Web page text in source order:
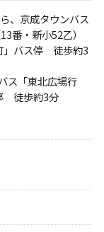
、京成タウンバス
番・新小52乙）
」バス停 徒歩約3
ス「東北広場行
徒歩約3分